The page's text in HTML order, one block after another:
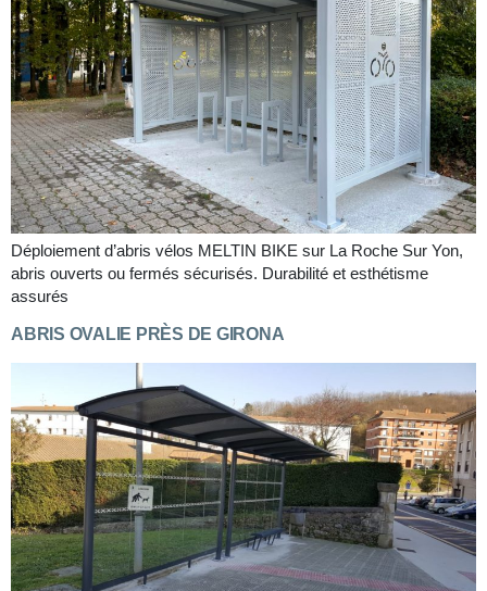
Déploiement d’abris vélos MELTIN BIKE sur La Roche Sur Yon,
abris ouverts ou fermés sécurisés. Durabilité et esthétisme
assurés
ABRIS OVALIE PRÈS DE GIRONA